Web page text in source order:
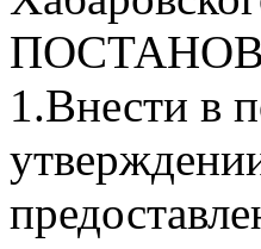
1.Внести в